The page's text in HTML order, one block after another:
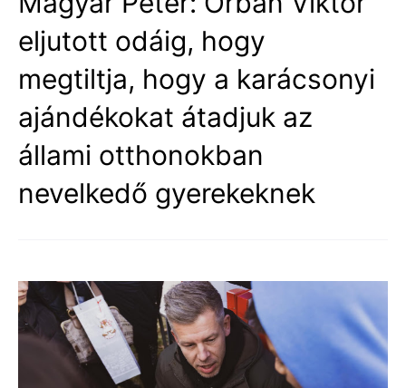
eljutott odáig, hogy
megtiltja, hogy a karácsonyi
ajándékokat átadjuk az
állami otthonokban
nevelkedő gyerekeknek